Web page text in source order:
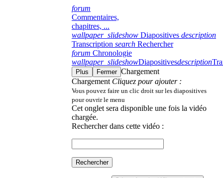
forum
Commentaires,
chapitres, ...
wallpaper_slideshow Diapositives description
Transcription search Rechercher
forum Chronologie
wallpaper_slideshowDiapositivesdescription
Plus Fermer Chargement
Chargement Cliquez pour ajouter :
Vous pouvez faire un clic droit sur les diapositives
pour ouvrir le menu
Cet onglet sera disponible une fois la vidéo
chargée.
Rechercher dans cette vidéo :
Rechercher